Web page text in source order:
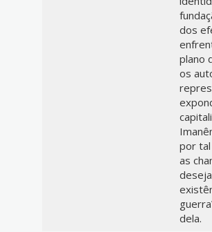
dos
plano
os
por tal
as
dela.